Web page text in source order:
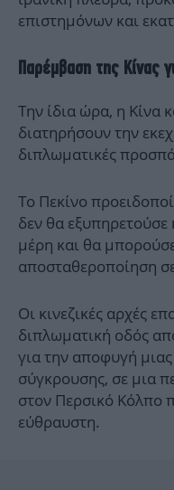
επιστημόνων και
Παρέμβαση της Κίνας
Την ίδια ώρα, η Κίνα
διατηρήσουν την
διπλωματικές
Το Πεκίνο
δεν θα
μέρη και θα
αποσταθεροποίηση
Οι κινεζικές αρχές
διπλωματική οδός
για την αποφυγή
σύγκρουσης, σε μια
στον Περσικό Κόλπο
εύθραυστη.